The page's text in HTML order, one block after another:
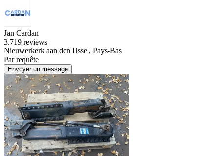
Jan Cardan
3.719 reviews
Nieuwerkerk aan den IJssel, Pays-Bas
Par requête
Envoyer un message